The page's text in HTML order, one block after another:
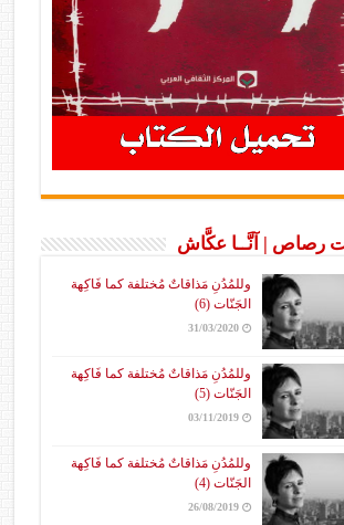
رصاص | آنَّــا عكَّاش
وللمُدُنِ مَذاقاتٌ مُختلفة كما فَاكِهة
الجَنّات (6)
31/03/2020
وللمُدُنِ مَذاقاتٌ مُختلفة كما فَاكِهة
الجَنّات (5)
03/11/2019
وللمُدُنِ مَذاقاتٌ مُختلفة كما فَاكِهة
الجَنّات (4)
26/08/2019